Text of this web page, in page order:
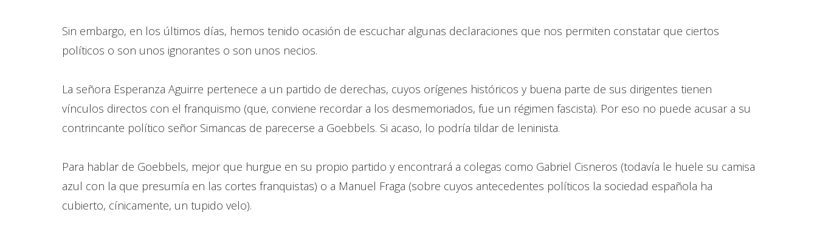
Sin embargo, en los últimos días, hemos tenido ocasión de escuchar algunas declaraciones que nos permiten constatar que ciertos
políticos o son unos ignorantes o son unos necios.
La señora Esperanza Aguirre pertenece a un partido de derechas, cuyos orígenes históricos y buena parte de sus dirigentes tienen
vínculos directos con el franquismo (que, conviene recordar a los desmemoriados, fue un régimen fascista). Por eso no puede acusar a su
contrincante político señor Simancas de parecerse a Goebbels. Si acaso, lo podría tildar de leninista.
Para hablar de Goebbels, mejor que hurgue en su propio partido y encontrará a colegas como Gabriel Cisneros (todavía le huele su camisa
azul con la que presumía en las cortes franquistas) o a Manuel Fraga (sobre cuyos antecedentes políticos la sociedad española ha
cubierto, cínicamente, un tupido velo).